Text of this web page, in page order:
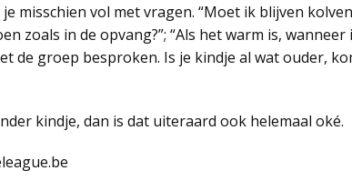
misschien vol met vragen. “Moet ik blijven
zoals in de opvang?”; “Als het warm is,
de groep besproken. Is je kindje al wat ouder,
kindje, dan is dat uiteraard ook helemaal oké.